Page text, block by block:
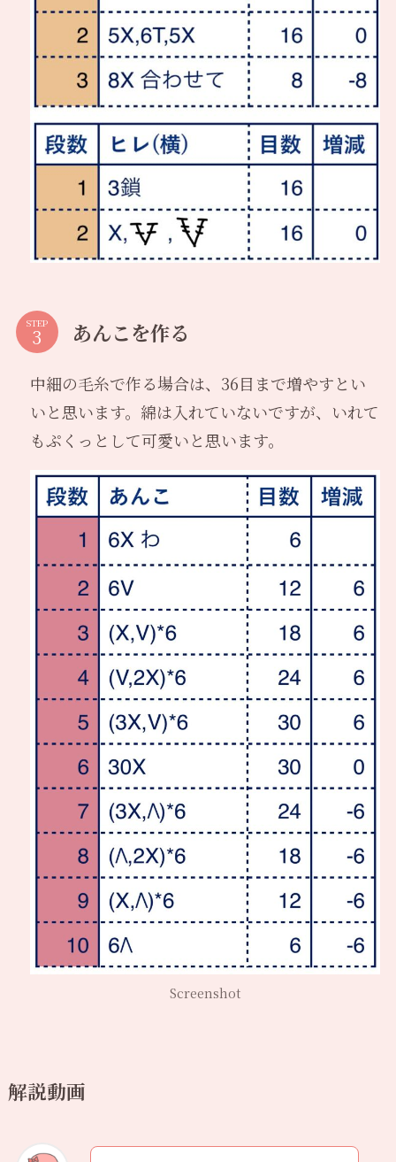
STEP あんこを作る
中細の毛糸で作る場合は、36目まで増やすとい
いと思います。綿は入れていないですが、いれて
もぷくっとして可愛いと思います。
Screenshot
解説動画